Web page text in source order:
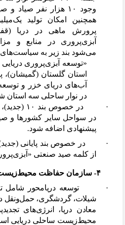
وجود ۱۰ هزار نفر صیاد و صیدی بالغ
همچنین امکان تولید یک
پرورش ماهی در دریا
آبزیپروری در منابع و
میشود بند زیر به سیاست
«توسعه آبزیپروری
استان گلستان
آبهای دریای خزر و
در نوار ساحلی سه استان
· در خصوص بند ۱۰ (جدید)، پیش
در سواحل سایر کشورها و
پیشنهادی اضافه شود.
· در خصوص بند پایانی
از کلمه صید صنعتی «آبز ی
۴- سازمان حفاظت محیط
· توسعه دریامحور شامل
شیلات، گردشگری، حملونقل
معادن دریا، انرژیهای
محیطزیست ساحلی دریایی